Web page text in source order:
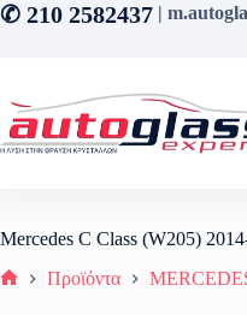
Μετάβαση
στο
✆ 210 2582437 |
Mercedes C Class (W205)
Προϊόντα